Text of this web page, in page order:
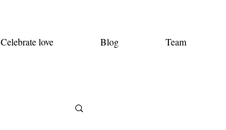
Celebrate love Blog Team